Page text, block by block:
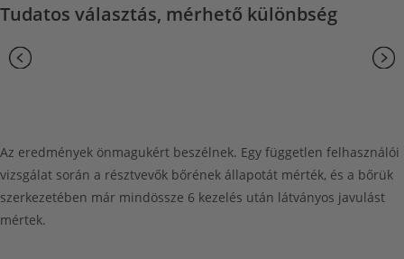
Tudatos választás, mérhető különbség
Az eredmények önmagukért beszélnek. Egy független felhasználói
vizsgálat során a résztvevők bőrének állapotát mérték, és a bőrük
szerkezetében már mindössze 6 kezelés után látványos javulást
mértek.